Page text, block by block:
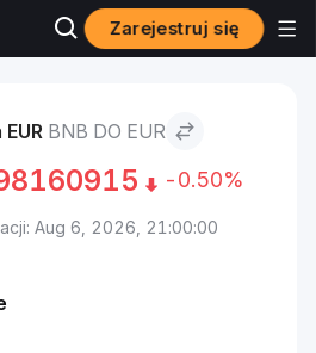
Zarejestruj się
BNB to EUR
BNB DO EUR
-0.50%
Aug 6, 2026, 21:00:00